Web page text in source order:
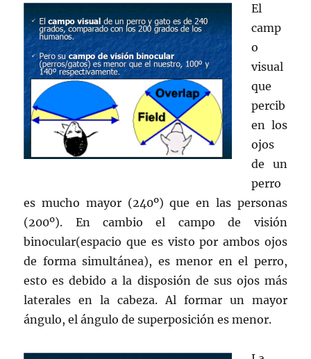
El
camp
o
visual
que
percib
en los
ojos
de un
perro
es mucho mayor (240º) que en las personas
(200º). En cambio el campo de visión
binocular(espacio que es visto por ambos ojos
de forma simultánea), es menor en el perro,
esto es debido a la disposión de sus ojos más
laterales en la cabeza. Al formar un mayor
ángulo, el ángulo de superposición es menor.